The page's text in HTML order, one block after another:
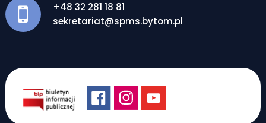
+48 32 281 18 81
sekretariat@spms.bytom.pl